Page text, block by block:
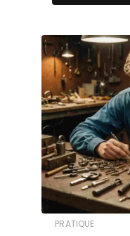
PRATIQUE